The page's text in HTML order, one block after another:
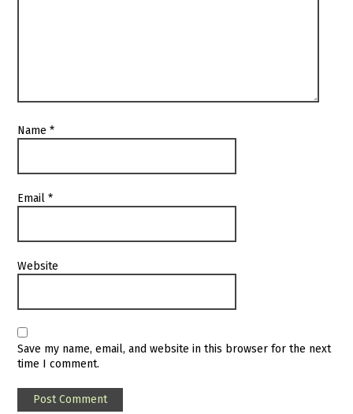
Name*
Email*
Website
Save my name, email, and website in this browser for the next
time I comment.